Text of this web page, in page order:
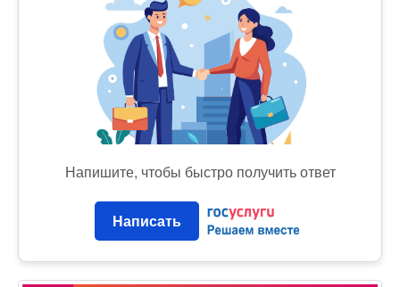
Напишите, чтобы быстро получить ответ
Написать